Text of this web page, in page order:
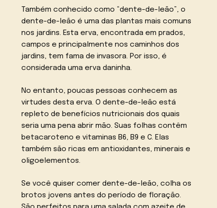
Também conhecido como “dente-de-leão”, o
dente-de-leão é uma das plantas mais comuns
nos jardins. Esta erva, encontrada em prados,
campos e principalmente nos caminhos dos
jardins, tem fama de invasora. Por isso, é
considerada uma erva daninha.
No entanto, poucas pessoas conhecem as
virtudes desta erva. O dente-de-leão está
repleto de benefícios nutricionais dos quais
seria uma pena abrir mão. Suas folhas contêm
betacaroteno e vitaminas B6, B9 e C. Elas
também são ricas em antioxidantes, minerais e
oligoelementos.
Se você quiser comer dente-de-leão, colha os
brotos jovens antes do período de floração.